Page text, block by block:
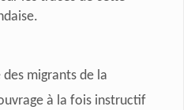
des migrants de la
à la fois instructif